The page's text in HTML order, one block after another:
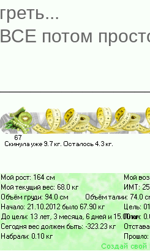
греть...
ВСЕ потом